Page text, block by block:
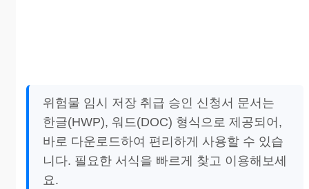
위험물 임시 저장 취급 승인 신청서 문서는
한글(HWP), 워드(DOC) 형식으로 제공되어,
바로 다운로드하여 편리하게 사용할 수 있습
니다. 필요한 서식을 빠르게 찾고 이용해보세
요.